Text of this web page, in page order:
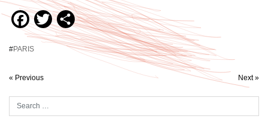
Facebook
TwitterCompartir
#PARIS
« Previous Next »